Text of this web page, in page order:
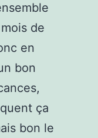
de
en
bon
ça
bon le